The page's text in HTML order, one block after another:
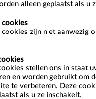
alleen geplaatst als u
cookies
zijn niet aanwezig
stellen ons in staat
en worden gebruikt om
te verbeteren. Deze
als u ze inschakelt.